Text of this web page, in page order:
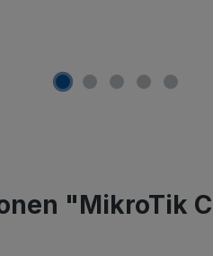
"MikroTik